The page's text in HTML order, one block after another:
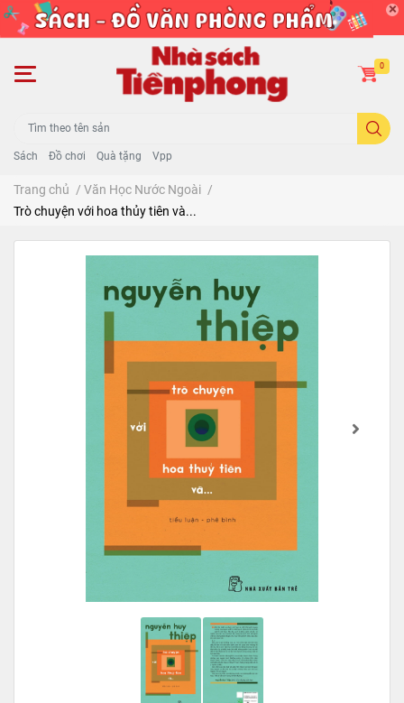
Sách Đồ chơi Quà tặng Vpp
0
Trang chủ / Văn Học Nước Ngoài /
Trò chuyện với hoa thủy tiên và...